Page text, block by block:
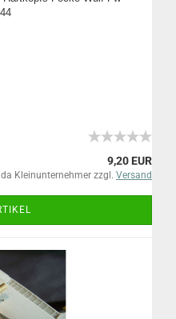
9,20 EUR
Kleinunternehmer zzgl. Versand